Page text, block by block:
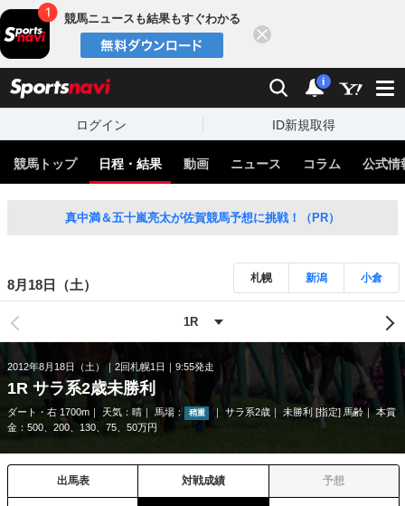
競馬ニュースも結果もすぐわかる
検索 通知
i
ログイン ID新規取得
競馬トップ 日程・結果 動画 ニュース コラム 公式情
真中満＆五十嵐亮太が佐賀競馬予想に挑戦！（PR）
8月18日（土） 札幌 新潟 小倉
2012年8月18日（土） 2回札幌1日 9:55発走
1R サラ系2歳未勝利
ダート・右 1700m 天気： 晴 馬場： 稍重 サラ系2歳 未勝利 [指定] 馬齢
本賞
金：500、200、130、75、50万円
出馬表 対戦成績 予想